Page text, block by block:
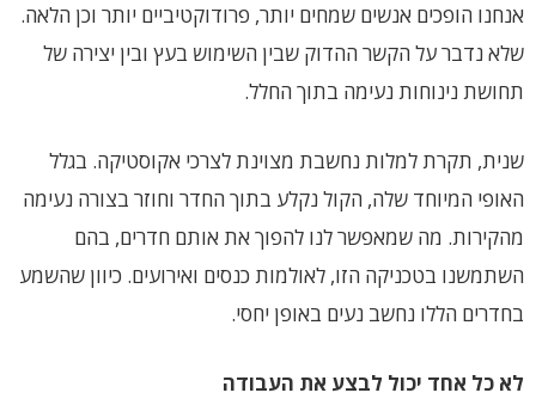
אנחנו הופכים אנשים שמחים יותר, פרודוקטיביים יותר וכן הלאה.
שלא נדבר על הקשר ההדוק שבין השימוש בעץ ובין יצירה של
תחושת נינוחות נעימה בתוך החלל.
שנית, תקרת למלות נחשבת מצוינת לצרכי אקוסטיקה. בגלל
האופי המיוחד שלה, הקול נקלע בתוך החדר וחוזר בצורה נעימה
מהקירות. מה שמאפשר לנו להפוך את אותם חדרים, בהם
השתמשנו בטכניקה הזו, לאולמות כנסים ואירועים. כיוון שהשמע
בחדרים הללו נחשב נעים באופן יחסי.
לא כל אחד יכול לבצע את העבודה